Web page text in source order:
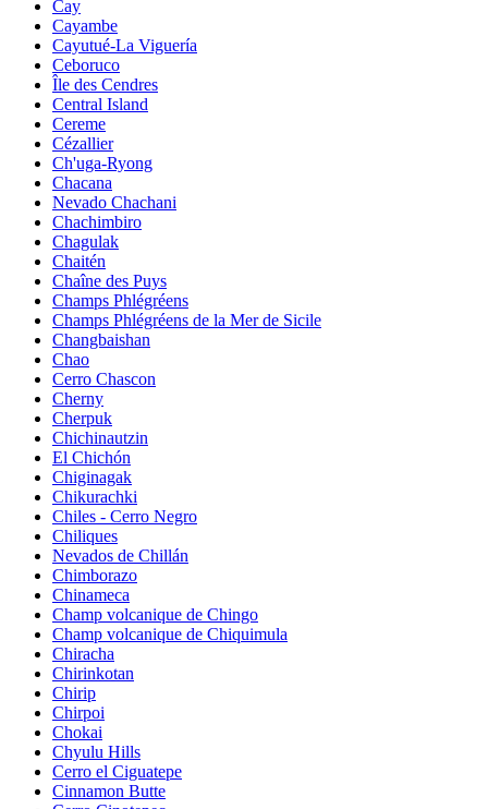
Cay
Cayambe
Cayutué-La Viguería
Ceboruco
Île des Cendres
Central Island
Cereme
Cézallier
Ch'uga-Ryong
Chacana
Nevado Chachani
Chachimbiro
Chagulak
Chaitén
Chaîne des Puys
Champs Phlégréens
Champs Phlégréens de la Mer de Sicile
Changbaishan
Chao
Cerro Chascon
Cherny
Cherpuk
Chichinautzin
El Chichón
Chiginagak
Chikurachki
Chiles - Cerro Negro
Chiliques
Nevados de Chillán
Chimborazo
Chinameca
Champ volcanique de Chingo
Champ volcanique de Chiquimula
Chiracha
Chirinkotan
Chirip
Chirpoi
Chokai
Chyulu Hills
Cerro el Ciguatepe
Cinnamon Butte